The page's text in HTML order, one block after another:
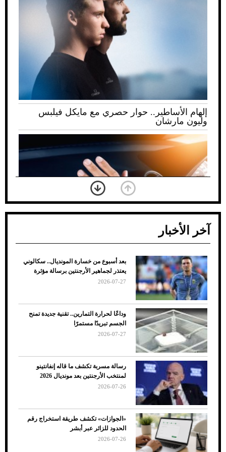
إلهام الأساطير.. حوار حصري مع مايكل فيلبس
وليون مارشان
ضعف تبريد مكيف السيارة عند الوقوف.. أشهر
الأسباب والحلول
7 نصائح لاختيار لون البنطلون المناسب للقميص
الأسود
آخر الأخبار
بعد أسبوع من خسارة المونديال.. سكالوني
يعتذر لجماهير الأرجنتين برسالة مؤثرة
2026-07-27
وداعًا لحرارة التمارين.. تقنية جديدة تمنح
الجسم تبريدًا مستمرًا
2026-07-27
رسالة مسربة تكشف ما قاله إنفانتينو
لمنتخب الأرجنتين بعد مونديال 2026
2026-07-26
«الجوازات» تكشف طريقة استخراج رقم
الحدود للزائر عبر أبشر
2026-07-26